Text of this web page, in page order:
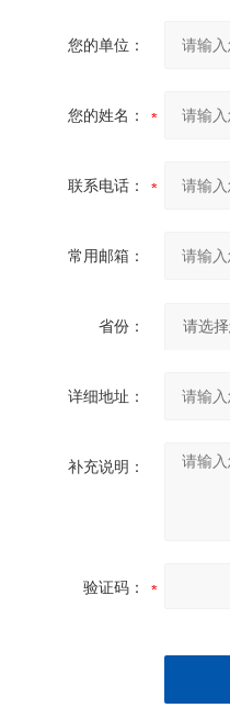
您的单位：
您的姓名：
联系电话：
常用邮箱：
省份：
详细地址：
补充说明：
验证码：